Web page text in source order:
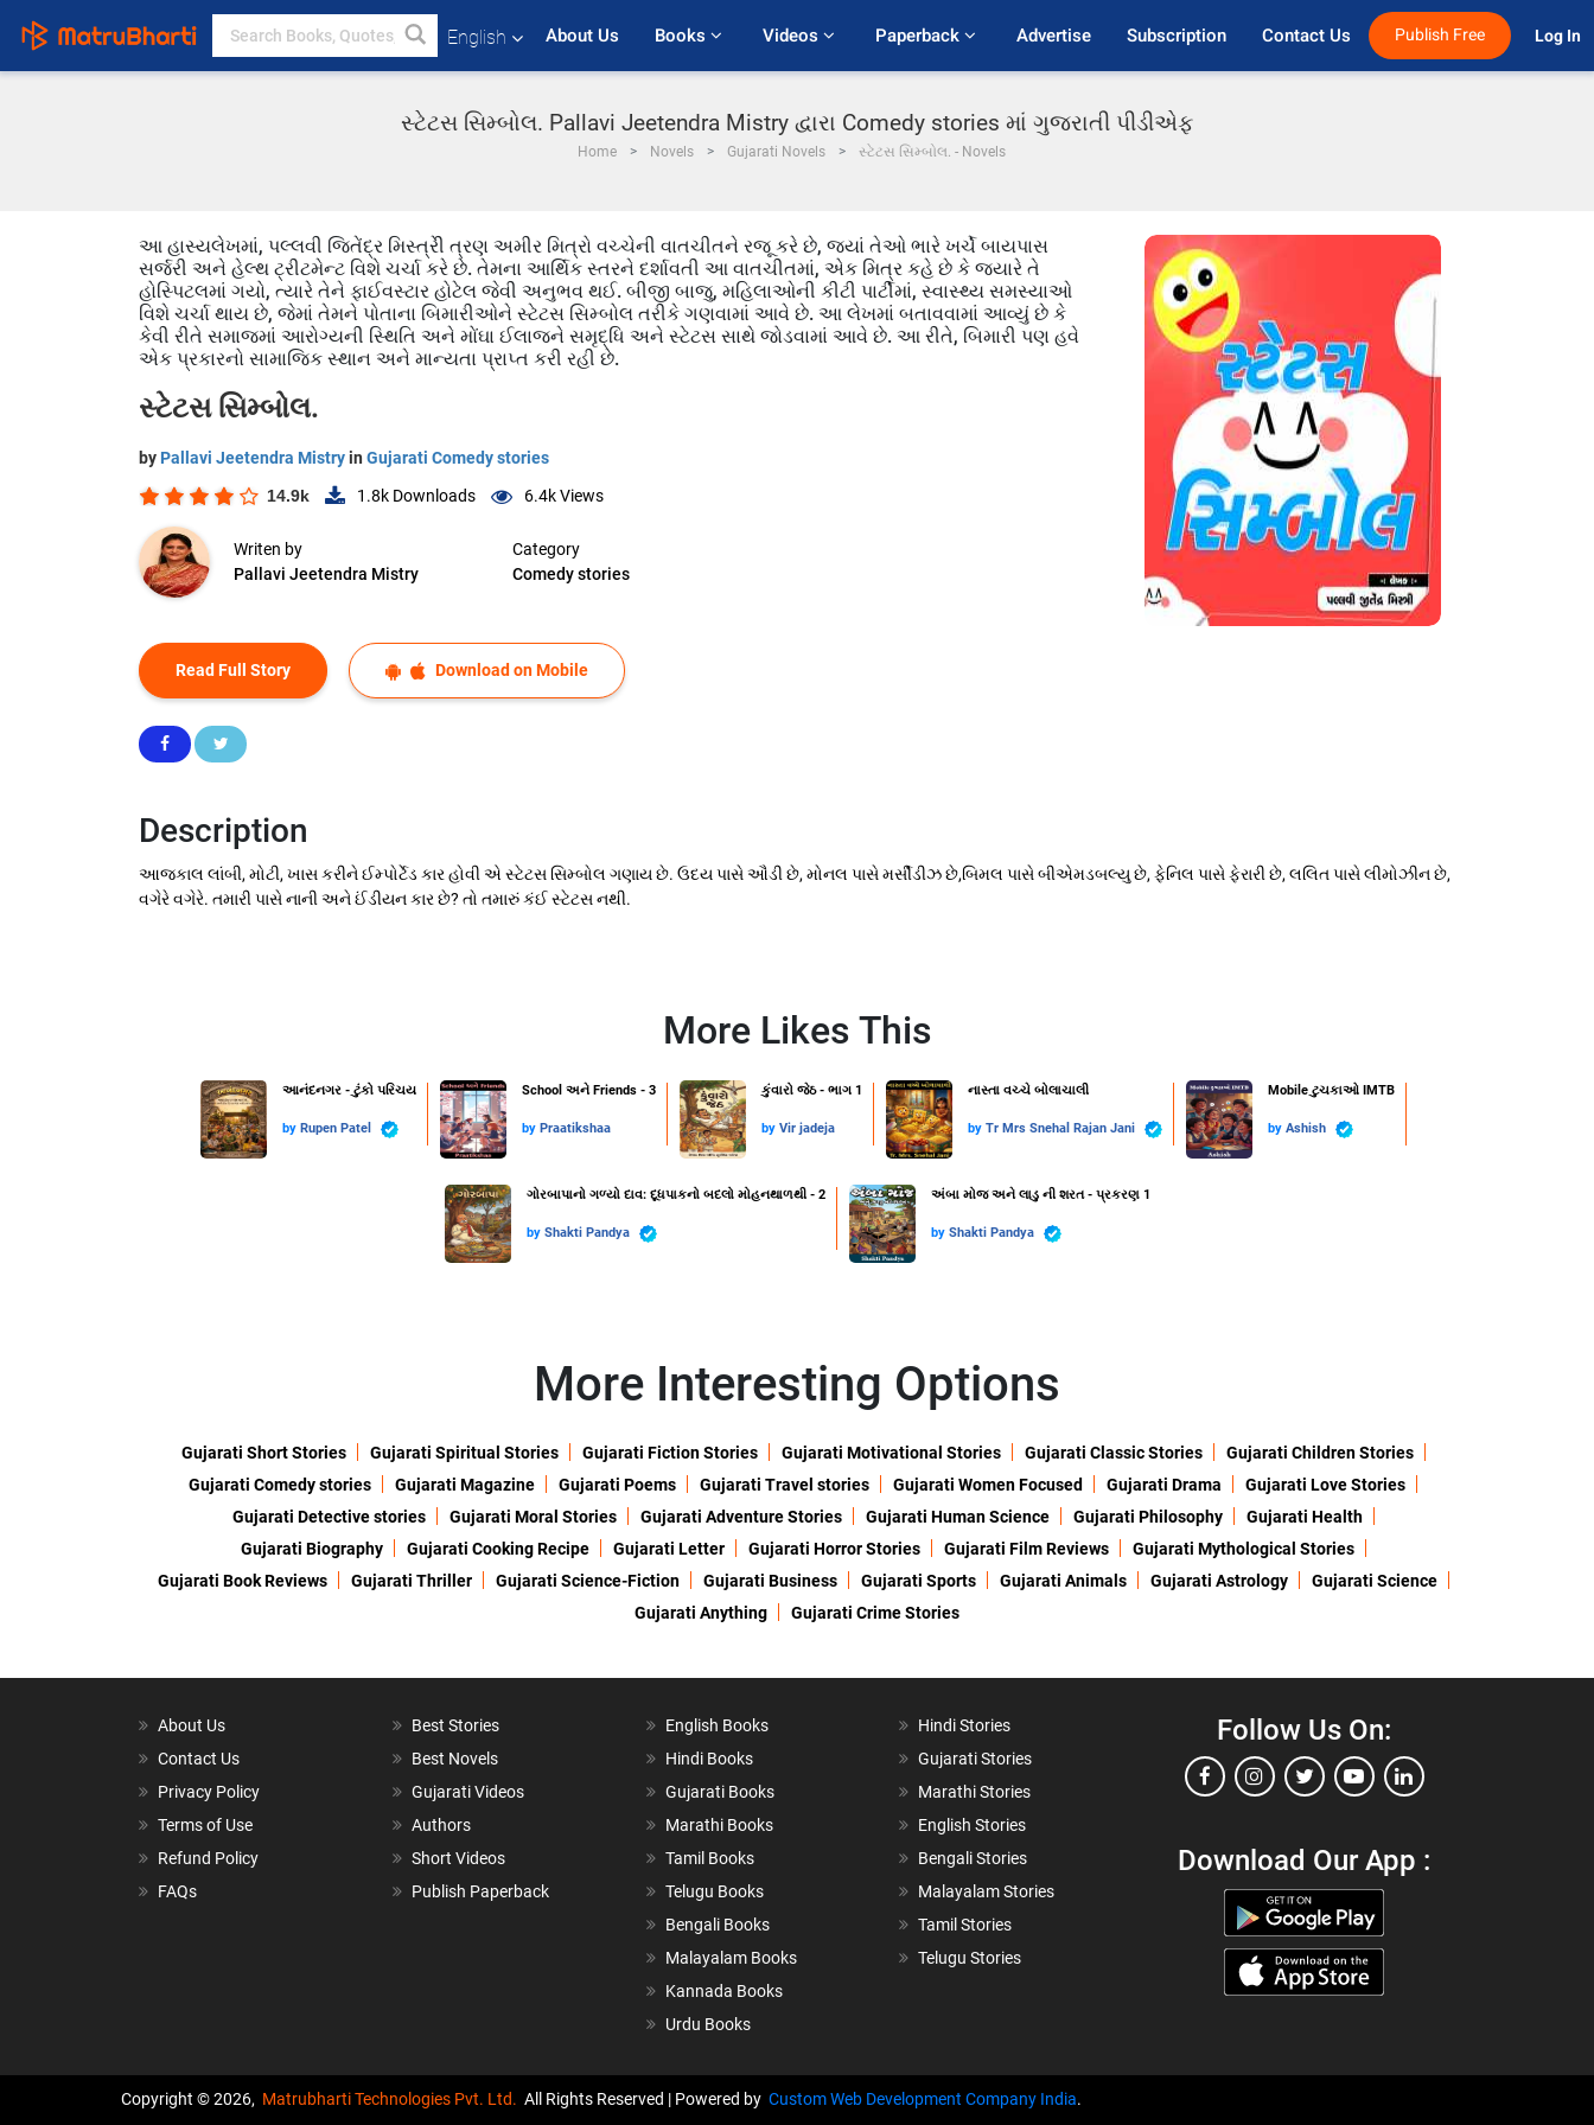
English About Us Books Videos Paperback Advertise Subscription Contact Us Publish Free Log In
સ્ટેટસ સિમ્બોલ. Pallavi Jeetendra Mistry દ્વારા Comedy stories માં ગુજરાતી પીડીએફ
Home Novels Gujarati Novels સ્ટેટસ સિમ્બોલ. - Novels
આ હાસ્યલેખમાં, પલ્લવી જિતેંદ્ર મિસ્ત્રીે ત્રણ અમીર મિત્રો વચ્ચેની વાતચીતને રજૂ કરે છે, જ્યાં તેઓ ભારે ખર્ચે બાયપાસ
સર્જરી અને હેલ્થ ટ્રીટમેન્ટ વિશે ચર્ચા કરે છે. તેમના આર્થિક સ્તરને દર્શાવતી આ વાતચીતમાં, એક મિત્ર કહે છે કે જ્યારે તે
હોસ્પિટલમાં ગયો, ત્યારે તેને ફાઈવસ્ટાર હોટેલ જેવી અનુભવ થઈ. બીજી બાજુ, મહિલાઓની કીટી પાર્ટીમાં, સ્વાસ્થ્ય સમસ્યાઓ
વિશે ચર્ચા થાય છે, જેમાં તેમને પોતાના બિમારીઓને સ્ટેટસ સિમ્બોલ તરીકે ગણવામાં આવે છે. આ લેખમાં બતાવવામાં આવ્યું છે કે
કેવી રીતે સમાજમાં આરોગ્યની સ્થિતિ અને મોંઘા ઈલાજને સમૃદ્ધિ અને સ્ટેટસ સાથે જોડવામાં આવે છે. આ રીતે, બિમારી પણ હવે
એક પ્રકારનો સામાજિક સ્થાન અને માન્યતા પ્રાપ્ત કરી રહી છે.
સ્ટેટસ સિમ્બોલ.
by Pallavi Jeetendra Mistryin Gujarati Comedy stories
14.9k 1.8k Downloads 6.4kViews
Writen by
Pallavi Jeetendra Mistry
Category
Comedy stories
Read Full Story Download on Mobile
Description
આજકાલ લાંબી, મોટી, ખાસ કરીને ઈમ્પોર્ટેડ કાર હોવી એ સ્ટેટસ સિમ્બોલ ગણાય છે. ઉદય પાસે ઔડી છે, મોનલ પાસે મર્સીડીઝ છે,બિમલ પાસે બીએમડબલ્યુ છે, ફેનિલ પાસે ફેરારી છે, લલિત પાસે લીમોઝીન છે,
વગેરે વગેરે. તમારી પાસે નાની અને ઈંડીયન કાર છે? તો તમારું કંઈ સ્ટેટસ નથી.
More Likes This
આનંદનગર - ટુંકો પરિચય
by Rupen Patel
School અને Friends - 3
by Praatikshaa
કુંવારો જેઠ - ભાગ 1
by Vir jadeja
નાસ્તા વચ્ચે બોલાચાલી
by Tr Mrs Snehal Rajan Jani
Mobile ટુચકાઓ IMTB
by Ashish
ગોરબાપાનો ગળ્યો દાવ: દૂધપાકનો બદલો મોહનથાળથી - 2
by Shakti Pandya
અંબા મોજ અને લાડુ ની શરત - પ્રકરણ 1
by Shakti Pandya
More Interesting Options
Gujarati Short Stories Gujarati Spiritual Stories Gujarati Fiction Stories Gujarati Motivational Stories Gujarati Classic Stories
Gujarati Children Stories
Gujarati Comedy stories
Gujarati Magazine Gujarati Poems Gujarati Travel stories Gujarati Women Focused Gujarati Drama
Gujarati Love Stories
Gujarati Detective stories
Gujarati Moral Stories Gujarati Adventure Stories Gujarati Human Science Gujarati Philosophy
Gujarati Health
Gujarati Biography
Gujarati Cooking Recipe Gujarati Letter Gujarati Horror Stories Gujarati Film Reviews
Gujarati Mythological Stories
Gujarati Book Reviews
Gujarati Thriller Gujarati Science-Fiction Gujarati Business Gujarati Sports Gujarati Animals Gujarati Astrology
Gujarati Science
Gujarati Anything
Gujarati Crime Stories
About Us
Contact Us
Privacy Policy
Terms of Use
Refund Policy
FAQs
Best Stories
Best Novels
Gujarati Videos
Authors
Short Videos
Publish Paperback
English Books
Hindi Books
Gujarati Books
Marathi Books
Tamil Books
Telugu Books
Bengali Books
Malayalam Books
Kannada Books
Urdu Books
Hindi Stories
Gujarati Stories
Marathi Stories
English Stories
Bengali Stories
Malayalam Stories
Tamil Stories
Telugu Stories
Follow Us On:
Download Our App :
Copyright © 2026, Matrubharti Technologies Pvt. Ltd. All Rights Reserved | Powered by Custom Web Development Company India.